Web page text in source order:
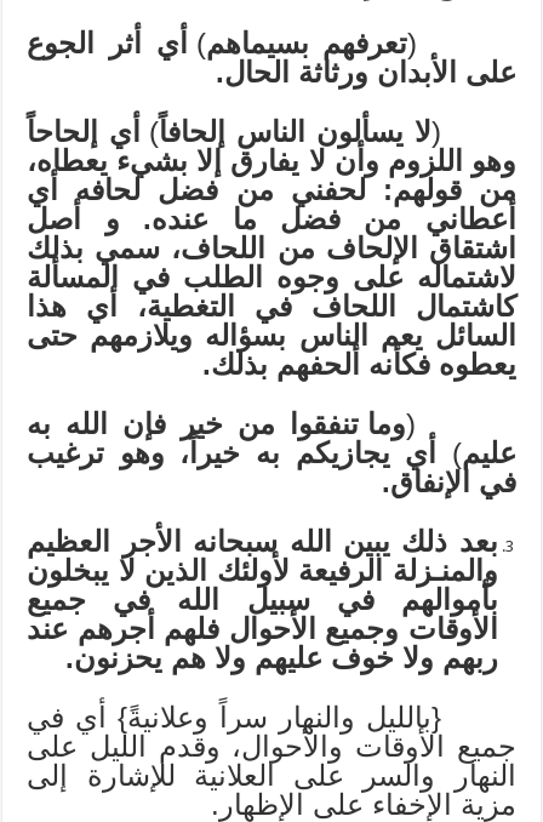
(تعرفهم بسيماهم) أي أثر الجوع
على الأبدان ورثاثة الحال.
(لا يسألون الناس إلحافاً) أي إلحاحاً
وهو اللزوم وأن لا يفارق إلا بشيء يعطاه،
من قولهم: لحفني من فضل لحافه أي
أعطاني من فضل ما عنده. و أصل
اشتقاق الإلحاف من اللحاف، سمي بذلك
لاشتماله على وجوه الطلب في المسألة
كاشتمال اللحاف في التغطية، أي هذا
السائل يعم الناس بسؤاله ويلازمهم حتى
يعطوه فكأنه ألحفهم بذلك.
(وما تنفقوا من خير فإن الله به
عليم) أي يجازيكم به خيراً، وهو ترغيب
في الإنفاق.
بعد ذلك يبين الله سبحانه الأجر العظيم
والمنـزلة الرفيعة لأولئك الذين لا يبخلون
بأموالهم في سبيل الله في جميع
الأوقات وجميع الأحوال فلهم أجرهم عند
ربهم ولا خوف عليهم ولا هم يحزنون.
{بالليل والنهار سراً وعلانيةً} أي في
جميع الأوقات والأحوال، وقدم الليل على
النهار والسر على العلانية للإشارة إلى
مزية الإخفاء على الإظهار.